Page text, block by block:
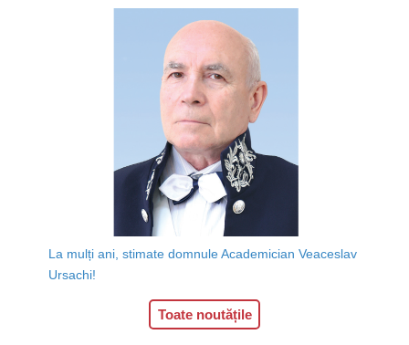
La mulți ani, stimate domnule Academician Veaceslav
Ursachi!
Toate noutățile